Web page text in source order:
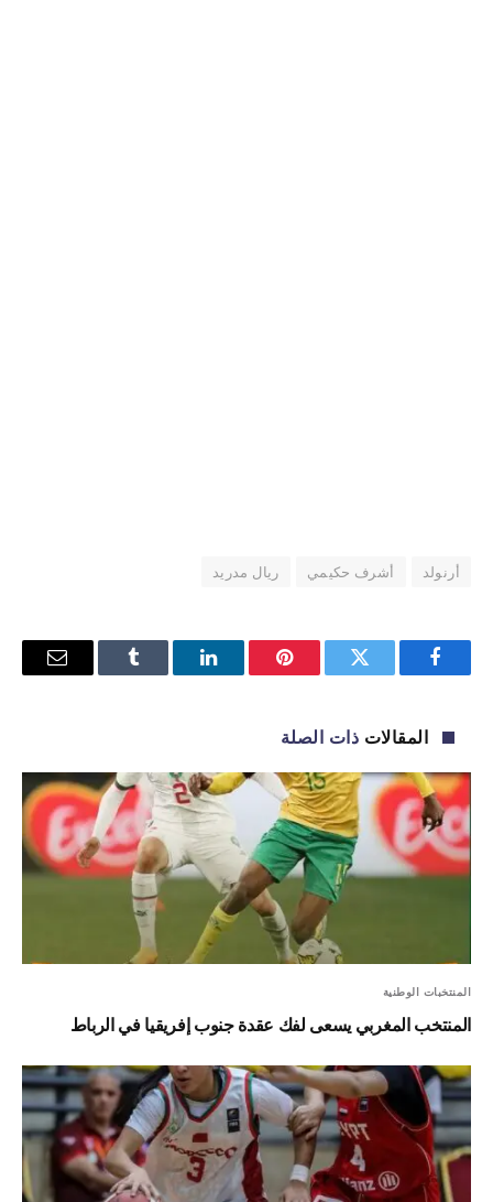
أرنولد أشرف حكيمي ريال مدريد
فيسبوك تويتر بينتيريستلينكدإن Tumblr
البريد
المقالات ذات الصلة
المنتخبات الوطنية
المنتخب المغربي يسعى لفك عقدة جنوب إفريقيا في الرباط